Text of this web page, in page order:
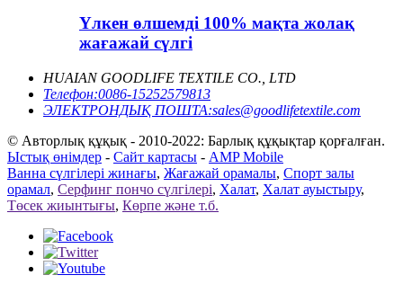
Үлкен өлшемді 100% мақта жолақ
жағажай сүлгі
HUAIAN GOODLIFE TEXTILE CO., LTD
Телефон:0086-15252579813
ЭЛЕКТРОНДЫҚ ПОШТА:sales@goodlifetextile.com
© Авторлық құқық - 2010-2022: Барлық құқықтар қорғалған.
Ыстық өнімдер - Сайт картасы - AMP Mobile
Ванна сүлгілері жинағы, Жағажай орамалы, Спорт залы
орамал, Серфинг пончо сүлгілері, Халат, Халат ауыстыру,
Төсек жиынтығы, Көрпе және т.б.